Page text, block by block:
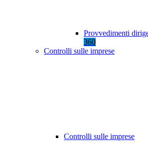
Provvedimenti
360
Controlli sulle imprese
Controlli sulle imprese